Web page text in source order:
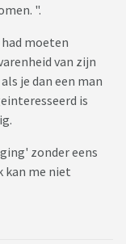
".
moeten
van zijn
je dan een man
is
zonder eens
kan me niet